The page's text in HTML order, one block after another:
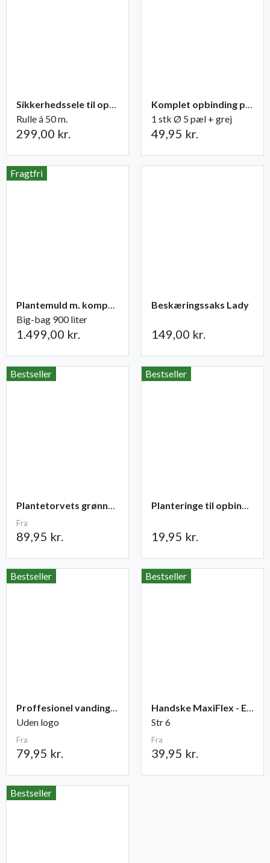
Sikkerhedssele til opbinding
Rulle á 50 m.
299,00 kr.
Komplet opbinding pæl + grej til træer
1 stk Ø 5 pæl + grej
49,95 kr.
Fragtfri
Plantemuld m. kompost fra Champost
Big-bag 900 liter
1.499,00 kr.
Beskæringssaks Lady
149,00 kr.
Bestseller
Plantetorvets grønne vandingspose 75 liter
Fra
89,95 kr.
Bestseller
Planteringe til opbinding 30 stk
19,95 kr.
Bestseller
Proffesionel vandingspose 100 liter
Uden logo
Fra
79,95 kr.
Bestseller
Handske MaxiFlex - Elite
Str 6
Fra
39,95 kr.
Bestseller